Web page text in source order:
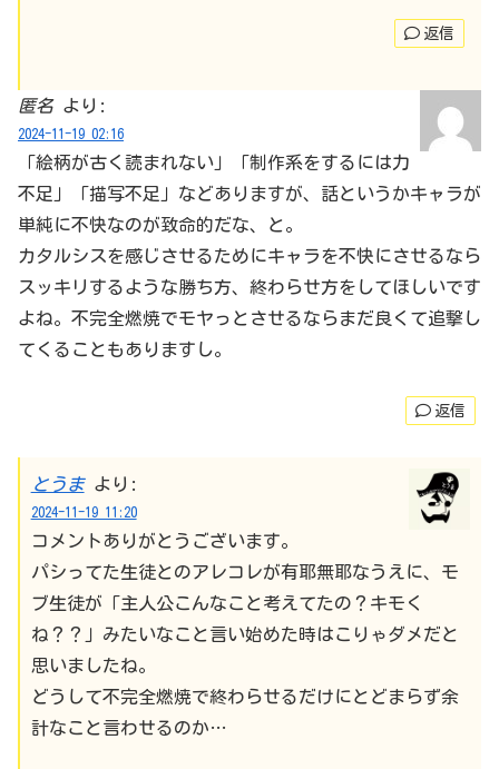
返信
匿名 より:
2024-11-19 02:16
「絵柄が古く読まれない」「制作系をするには力
不足」「描写不足」などありますが、話というかキャラが
単純に不快なのが致命的だな、と。
カタルシスを感じさせるためにキャラを不快にさせるなら
スッキリするような勝ち方、終わらせ方をしてほしいです
よね。不完全燃焼でモヤっとさせるならまだ良くて追撃し
てくることもありますし。
返信
とうま より:
2024-11-19 11:20
コメントありがとうございます。
パシってた生徒とのアレコレが有耶無耶なうえに、モ
ブ生徒が「主人公こんなこと考えてたの？キモく
ね？？」みたいなこと言い始めた時はこりゃダメだと
思いましたね。
どうして不完全燃焼で終わらせるだけにとどまらず余
計なこと言わせるのか…